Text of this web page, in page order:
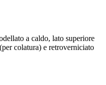
a caldo, lato superiore
colatura) e retroverniciato